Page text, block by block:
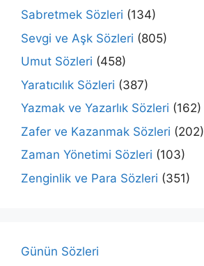
Sabretmek Sözleri (134)
Sevgi ve Aşk Sözleri (805)
Umut Sözleri (458)
Yaratıcılık Sözleri (387)
Yazmak ve Yazarlık Sözleri (162)
Zafer ve Kazanmak Sözleri (202)
Zaman Yönetimi Sözleri (103)
Zenginlik ve Para Sözleri (351)
Günün Sözleri